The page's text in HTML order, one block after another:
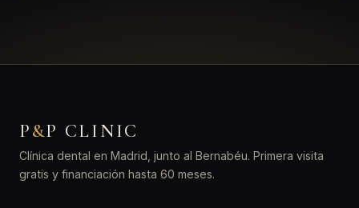
P&P CLINIC
Clínica dental en Madrid, junto al Bernabéu. Primera visita
gratis y financiación hasta 60 meses.